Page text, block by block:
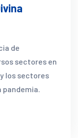
de
sectores en
los sectores
pandemia.